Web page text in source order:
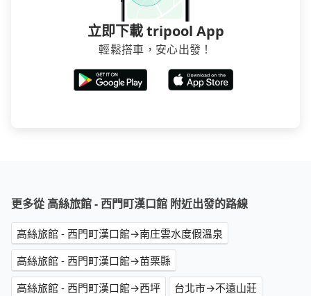
立即下載 tripool App
輕鬆搭車，安心出發！
更多從 高絲旅館 - 西門町漢口館 附近出發的路線
高絲旅館 - 西門町漢口館→南庄雲水度假溫泉
高絲旅館 - 西門町漢口館→苗栗縣
高絲旅館 - 西門町漢口館→西坪
台北市→不遠山莊